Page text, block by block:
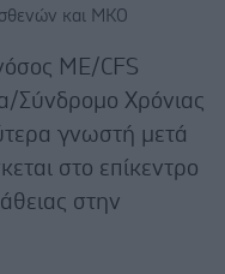
και ΜΚΟ
ME/CFS
Σύνδρομο Χρόνιας
γνωστή μετά
στο επίκεντρο
στην